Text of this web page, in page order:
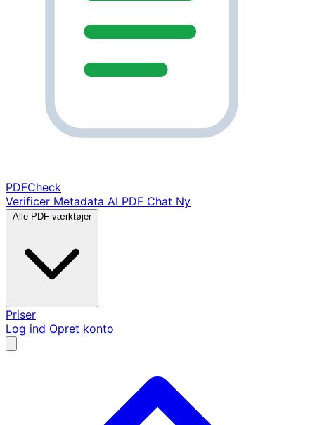
PDFCheck
Verificer Metadata AI PDF Chat Ny
Alle PDF-værktøjer
Priser
Log ind Opret konto